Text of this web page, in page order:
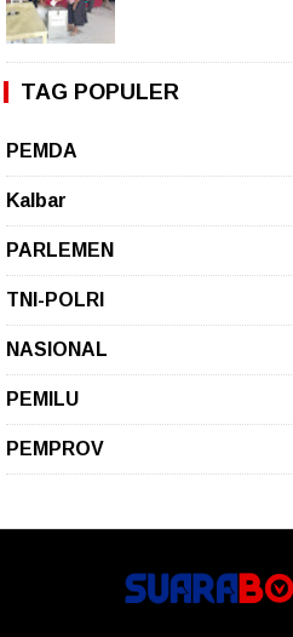
TAG POPULER
PEMDA
Kalbar
PARLEMEN
TNI-POLRI
NASIONAL
PEMILU
PEMPROV